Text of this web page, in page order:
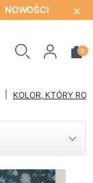
NOWOŚCI ×
0
KOLOR, KTÓRY